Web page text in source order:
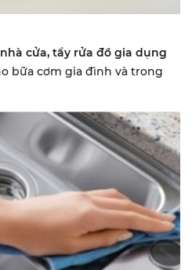
cửa, tẩy rửa đồ gia dụng
bữa cơm gia đình và trong